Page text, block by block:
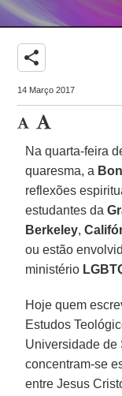
share
14 Março 2017
Na quarta-feira
quaresma, a
reflexões
estudantes da
Berkeley,
ou estão
ministério
Hoje quem
Estudos
Universidade de
concentram-se
entre Jesus